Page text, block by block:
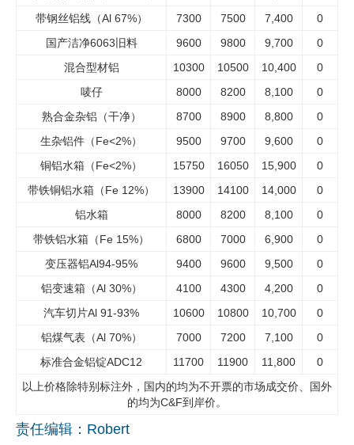
地矿 建设
党建工作
《资源再生》杂志
行情报价
带钢丝铝线（Al 67%）
7300 7500 7,400
0
国产洁净6063旧料
9600 9800 9,700
0
混合型材铝
10300 10500 10,400
0
唛仔
8000 8200 8,100
0
熟合金杂铝（干净）
8700 8900 8,800
0
生杂铝件（Fe<2%）
9500 9700 9,600
0
铜铝水箱（Fe<2%）
15750 16050 15,900
0
带铁铜铝水箱（Fe 12%）
13900 14100 14,000
0
铝水箱
8000 8200 8,100
0
带铁铝水箱（Fe 15%）
6800 7000 6,900
0
变压器铝Al94-95%
9400 9600 9,500
0
铝变速箱（Al 30%）
4100 4300 4,200
0
汽车切片Al 91-93%
10600 10800 10,700
0
铝煤气表（Al 70%）
7000 7200 7,100
0
标准合金铝锭ADC12
11700 11900 11,800
0
以上价格除特别标注外，国内的均为不开票的市场成交价、国外
的均为C&F到岸价。
责任编辑：Robert